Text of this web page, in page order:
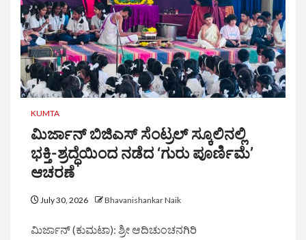
KUMTA
ಮಿರ್ಜಾನ್ ಬಿಜಿಎಸ್ ಸೆಂಟ್ರಲ್ ಸ್ಕೂಲಿನಲ್ಲಿ
ಭಕ್ತಿ-ಶ್ರದ್ಧೆಯಿಂದ ನಡೆದ ‘ಗುರು ಪೂರ್ಣಿಮೆ’
ಆಚರಣೆ
July 30, 2026 Bhavanishankar Naik
ಮಿರ್ಜಾನ್ (ಕುಮಟಾ): ಶ್ರೀ ಆದಿಚುಂಚನಗಿರಿ